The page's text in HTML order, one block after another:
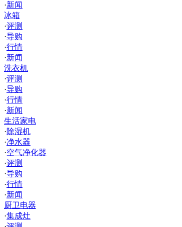
·新闻
冰箱
·评测
·导购
·行情
·新闻
洗衣机
·评测
·导购
·行情
·新闻
生活家电
·除湿机
·净水器
·空气净化器
·评测
·导购
·行情
·新闻
厨卫电器
·集成灶